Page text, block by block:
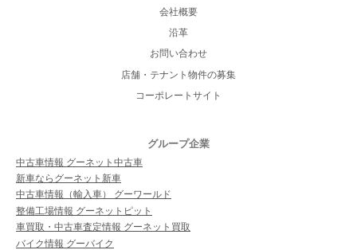
会社概要
沿革
お問い合わせ
店舗・テナント物件の募集
コーポレートサイト
グループ企業
中古車情報 グーネット中古車
新車ならグーネット新車
中古車情報（輸入車） グーワールド
整備工場情報 グーネットピット
車買取・中古車査定情報 グーネット買取
バイク情報 グーバイク